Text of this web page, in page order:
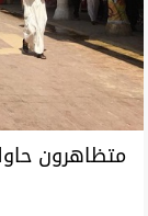
متظاهرون
وعبد